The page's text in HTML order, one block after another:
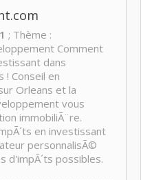
; Thème :
Comment
dans
! Conseil en
Orleans et la
vous
immobiliÃ¨re.
en investissant
personnalisÃ©
d'impÃ´ts possibles.